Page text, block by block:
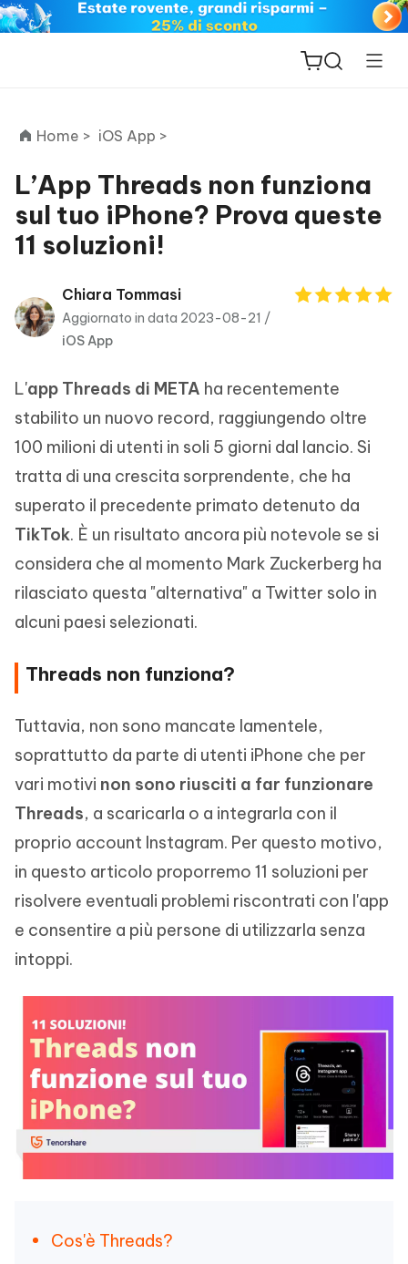
ReiBoot
for iOS
PDNob
PDF
Editor
New
iAnyGo
Home > iOS App >
L’App Threads non funziona
sul tuo iPhone? Prova queste
11 soluzioni!
Chiara Tommasi
Aggiornato in data 2023-08-21 /
iOS App
L'app Threads di META ha recentemente
stabilito un nuovo record, raggiungendo oltre
100 milioni di utenti in soli 5 giorni dal lancio. Si
tratta di una crescita sorprendente, che ha
superato il precedente primato detenuto da
TikTok. È un risultato ancora più notevole se si
considera che al momento Mark Zuckerberg ha
rilasciato questa "alternativa" a Twitter solo in
alcuni paesi selezionati.
Threads non funziona?
Tuttavia, non sono mancate lamentele,
soprattutto da parte di utenti iPhone che per
vari motivi non sono riusciti a far funzionare
Threads, a scaricarla o a integrarla con il
proprio account Instagram. Per questo motivo,
in questo articolo proporremo 11 soluzioni per
risolvere eventuali problemi riscontrati con l'app
e consentire a più persone di utilizzarla senza
intoppi.
Cos'è Threads?